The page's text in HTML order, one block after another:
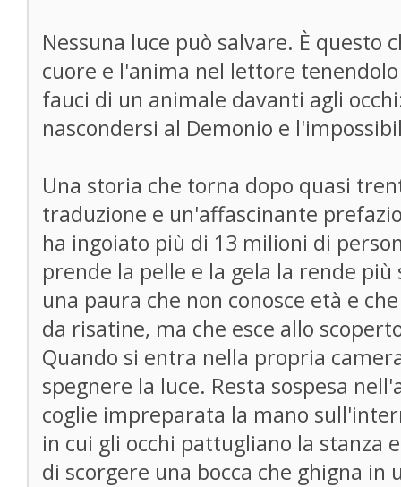
Nessuna luce può salvare. È questo
cuore e l'anima nel lettore
fauci di un animale davanti agli
nascondersi al Demonio e
Una storia che torna dopo quasi
traduzione e un'affascinante
ha ingoiato più di 13 milioni di
prende la pelle e la gela la rende
una paura che non conosce età e
da risatine, ma che esce allo
Quando si entra nella propria
spegnere la luce. Resta sospesa
coglie impreparata la mano
in cui gli occhi pattugliano la stanza
di scorgere una bocca che ghigna in